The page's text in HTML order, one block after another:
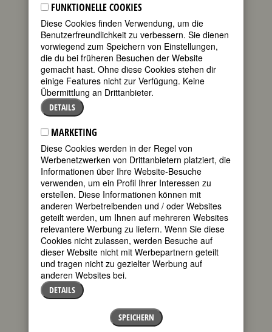
beim bürgerlichen Publikum wenig
Freude aus. Umso überraschender eine
Rezension in derIllustrated London
Newsim Januar 1892. Deren
Verfasserin verteidigt Untertitel und
Autor, sie beklagt die vorherrschende
Doppelmoral und die gesellschaftlichen
Tabus, sie spricht über „die ironische
Wahrheit, die wir im Herzen alle kennen
und die wir doch nicht laut sagen
dürfen“. Ihr Name: Clementina Black.
Im Winter 1892/93 macht eine neue
Zeitschrift,The Young Woman, gleich im
ersten Heft auf den bevorstehenden 40.
Geburtstag dieser Autorin aufmerksam:
„Clementina Black: A Character Sketch.“
1922 bringt derManchester Guardian
statt eines Nachrufs Blacks eigenen
neuesten Artikel „Things I Have Seen“.
Darin findet sich diese Anekdote:
I have been
kissed by Karl
the largest pearl
in my collection, I
FUNKTIONELLE COOKIES
Diese Cookies finden Verwendung, um die
Benutzerfreundlichkeit zu verbessern. Sie dienen
vorwiegend zum Speichern von Einstellungen,
die du bei früheren Besuchen der Website
gemacht hast. Ohne diese Cookies stehen dir
einige Features nicht zur Verfügung. Keine
Übermittlung an Drittanbieter.
DETAILS
MARKETING
Diese Cookies werden in der Regel von
Werbenetzwerken von Drittanbietern platziert, die
Informationen über Ihre Website-Besuche
verwenden, um ein Profil Ihrer Interessen zu
erstellen. Diese Informationen können mit
anderen Werbetreibenden und / oder Websites
geteilt werden, um Ihnen auf mehreren Websites
relevantere Werbung zu liefern. Wenn Sie diese
Cookies nicht zulassen, werden Besuche auf
dieser Website nicht mit Werbepartnern geteilt
und tragen nicht zu gezielter Werbung auf
anderen Websites bei.
DETAILS
SPEICHERN